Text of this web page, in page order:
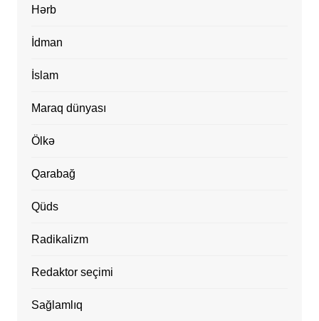
Hərb
İdman
İslam
Maraq dünyası
Ölkə
Qarabağ
Qüds
Radikalizm
Redaktor seçimi
Sağlamlıq